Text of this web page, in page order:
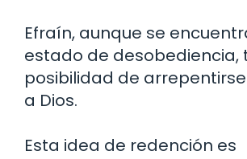
Efraín, aunque se
estado de desobediencia,
posibilidad de
a Dios.
Esta idea de redención es